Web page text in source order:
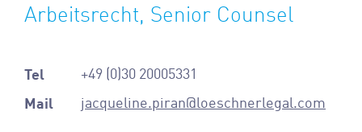
Arbeitsrecht, Senior Counsel
Tel
+49 (0)30 20005331
Mail
jacqueline.piran@loeschnerlegal.com